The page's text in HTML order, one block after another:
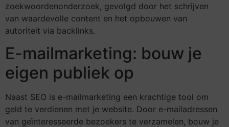
zoekwoordenonderzoek, gevolgd door het schrijven
van waardevolle content en het opbouwen van
autoriteit via backlinks.
E-mailmarketing: bouw je
eigen publiek op
Naast SEO is e-mailmarketing een krachtige tool om
geld te verdienen met je website. Door e-mailadressen
van geïnteresseerde bezoekers te verzamelen, bouw je